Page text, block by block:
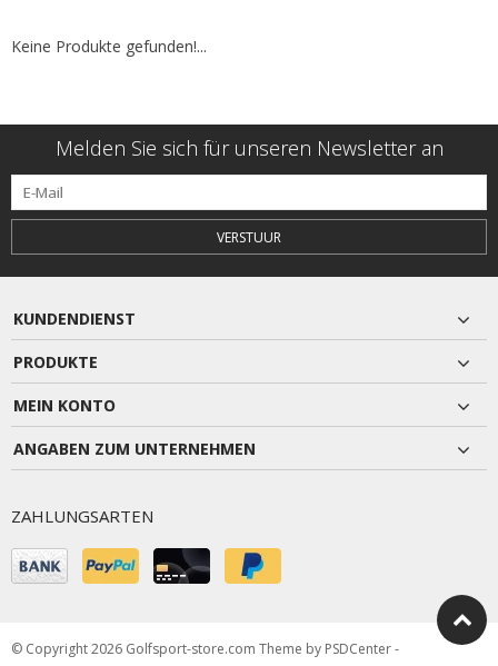
Keine Produkte gefunden!...
Melden Sie sich für unseren Newsletter an
VERSTUUR
KUNDENDIENST
PRODUKTE
MEIN KONTO
ANGABEN ZUM UNTERNEHMEN
ZAHLUNGSARTEN
© Copyright 2026 Golfsport-store.com Theme by PSDCenter-